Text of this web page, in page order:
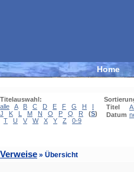
Home
Titelauswahl:
alle
A B C D E F G H
I
J
K L M N O P Q R (S)
T
U V W X Y Z 0-9
Titel
Datum
Verweise » Übersicht